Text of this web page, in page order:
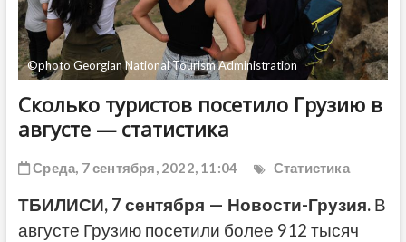
©photo Georgian National Tourism Administration
Сколько туристов посетило Грузию в
августе — статистика
Среда, 7 сентября, 2022, 11:04 Статистика
ТБИЛИСИ, 7 сентября — Новости-Грузия.В
августе Грузию посетили более 912 тысяч